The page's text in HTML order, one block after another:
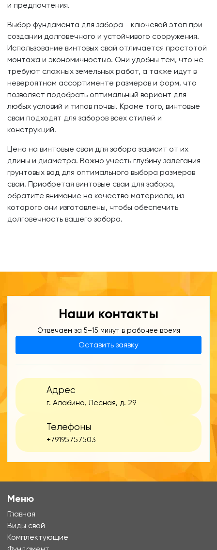
и предпочтения.
Выбор фундамента для забора - ключевой этап при
создании долговечного и устойчивого сооружения.
Использование винтовых свай отличается простотой
монтажа и экономичностью. Они удобны тем, что не
требуют сложных земельных работ, а также идут в
невероятном ассортименте размеров и форм, что
позволяет подобрать оптимальный вариант для
любых условий и типов почвы. Кроме того, винтовые
сваи подходят для заборов всех стилей и
конструкций.
Цена на винтовые сваи для забора зависит от их
длины и диаметра. Важно учесть глубину залегания
грунтовых вод для оптимального выбора размеров
свай. Приобретая винтовые сваи для забора,
обратите внимание на качество материала, из
которого они изготовлены, чтобы обеспечить
долговечность вашего забора.
Наши контакты
Отвечаем за 5–15 минут в рабочее время
Оставить заявку
Адрес
г. Алабино, Лесная, д. 29
Телефоны
+79195757503
Меню
Главная
Виды свай
Комплектующие